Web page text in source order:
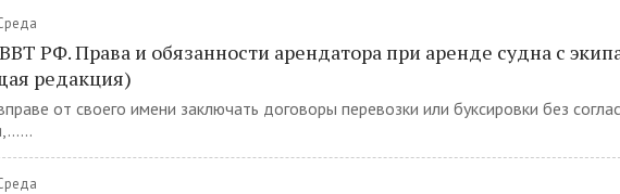
РФ. Права и обязанности арендатора при аренде судна с
редакция)
от своего имени заключать договоры перевозки или буксировки без